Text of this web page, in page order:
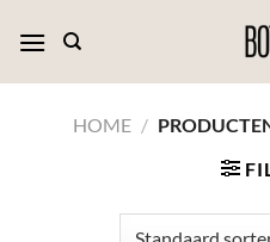
naar
HOME /